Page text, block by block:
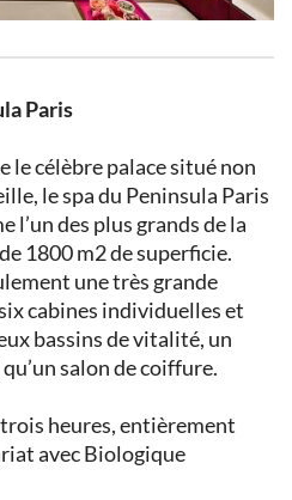
Paris
le célèbre palace situé non
le spa du Peninsula Paris
l’un des plus grands de la
1800 m2 de superficie.
une très grande
cabines individuelles et
bassins de vitalité, un
salon de coiffure.
heures, entièrement
avec Biologique